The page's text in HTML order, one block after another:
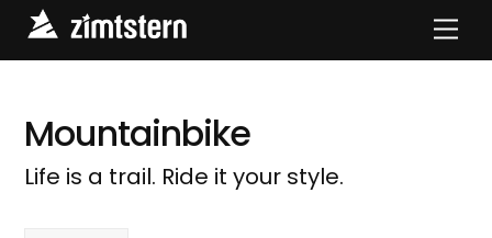
Skip
Mountainbike
Life is a trail. Ride it your style.